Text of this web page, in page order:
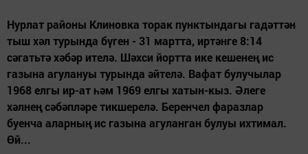
Нурлат районы Клиновка торак пунктындагы гадәттән
тыш хәл турында бүген - 31 мартта, иртәнге 8:14
сәгатьтә хәбәр ителә. Шәхси йортта ике кешенең ис
газына агулануы турында әйтелә. Вафат булучылар
1968 елгы ир-ат һәм 1969 елгы хатын-кыз. Әлеге
хәлнең сәбәпләре тикшерелә. Беренчел фаразлар
буенча аларның ис газына агуланган булуы ихтимал.
Өй...